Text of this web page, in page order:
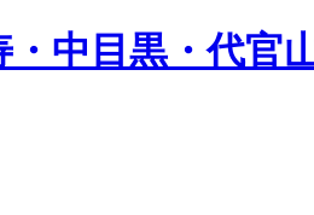
中目黒・代官